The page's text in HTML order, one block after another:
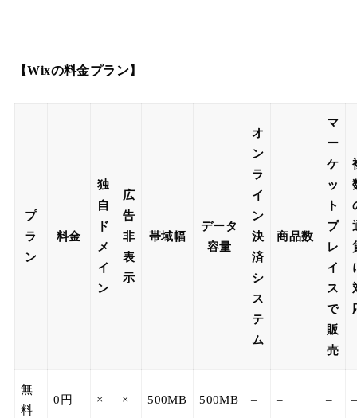
【Wixの料金プラン】
プ
ラ
ン
料金
独
自
ド
メ
イ
ン
広
告
非
表
示
帯域幅
データ
容量
オ
ン
ラ
イ
ン
決
済
シ
ス
テ
ム
商品数
マ
ー
ケ
ッ
ト
プ
レ
イ
ス
で
販
売
無
料
0円 × × 500MB 500MB – – –